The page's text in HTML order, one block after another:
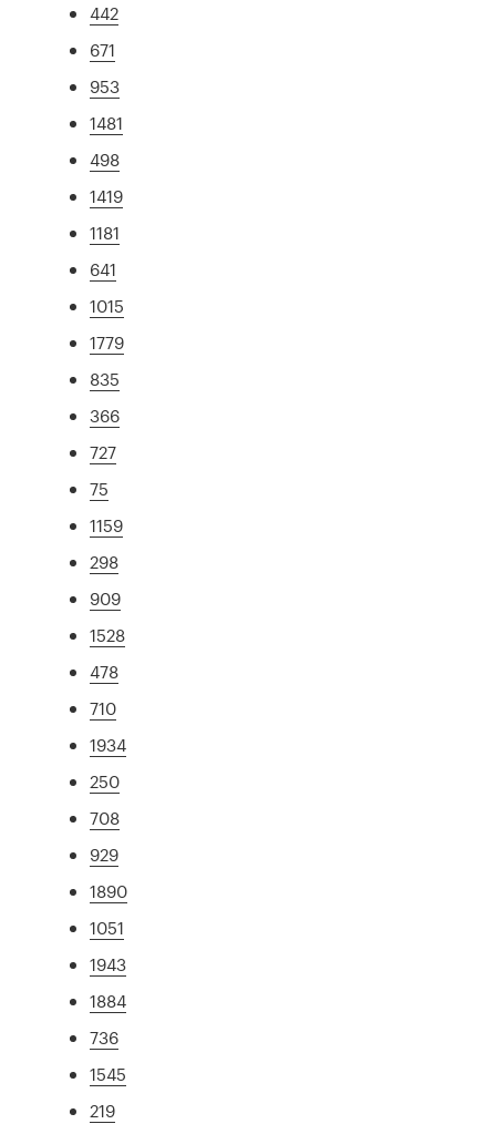
442
671
953
1481
498
1419
1181
641
1015
1779
835
366
727
75
1159
298
909
1528
478
710
1934
250
708
929
1890
1051
1943
1884
736
1545
219